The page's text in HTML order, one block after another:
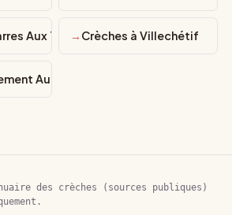
Aux TertresCrèches à Villechétif
Aube
des crèches (sources publiques)